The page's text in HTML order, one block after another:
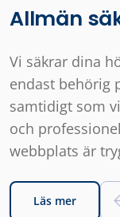
Allmän
Vi säkrar dina
endast behörig
samtidigt som
och
webbplats är
Läs mer